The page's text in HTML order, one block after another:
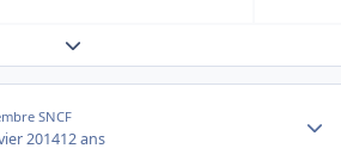
Expand topic overview
SNCF
201412 ans